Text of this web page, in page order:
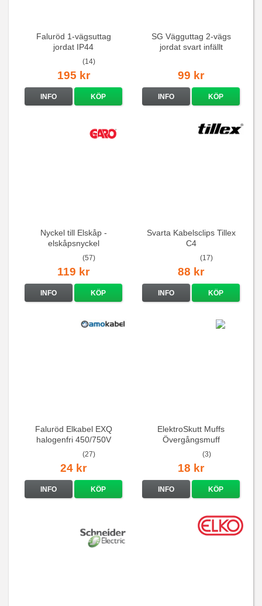
Faluröd 1-vägsuttag
jordat IP44
(14)
195 kr
INFO KÖP
SG Vägguttag 2-vägs
jordat svart infällt
99 kr
INFO KÖP
Nyckel till Elskåp -
elskåpsnyckel
(57)
119 kr
INFO KÖP
Svarta Kabelsclips Tillex
C4
(17)
88 kr
INFO KÖP
Faluröd Elkabel EXQ
halogenfri 450/750V
(27)
24 kr
INFO KÖP
ElektroSkutt Muffs
Övergångsmuff
(3)
18 kr
INFO KÖP